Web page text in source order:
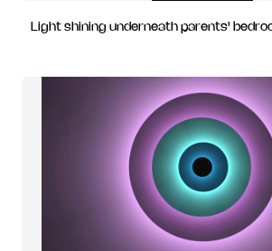
Light shining underneath parents'